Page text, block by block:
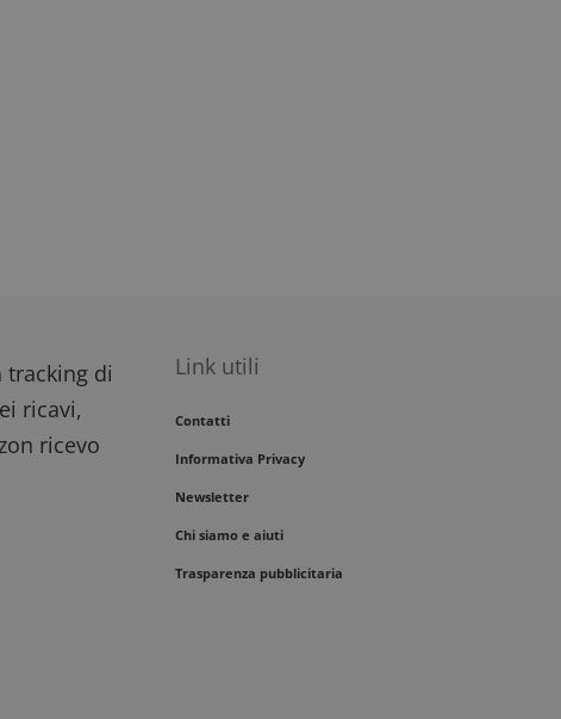
di
ricavi,
ricevo
Link utili
Contatti
Informativa Privacy
Newsletter
Chi siamo e aiuti
Trasparenza pubblicitaria